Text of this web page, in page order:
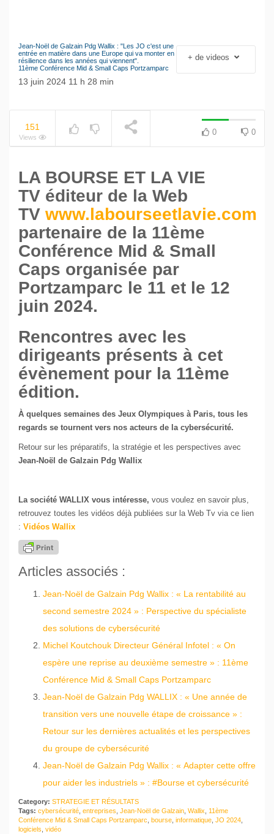
NOW PLAYING
Le séisme industriel
Jean-Noël de Galzain Pdg Wallix : "Les JO c'est une
entrée en matière dans une Europe qui va monter en
résilience dans les années qui viennent".
11ème Conférence Mid & Small Caps Portzamparc
13 juin 2024 11 h 28 min
+ de videos
151
Views
0 0
LA BOURSE ET LA VIE
TV éditeur de la Web
TV www.labourseetlavie.com
partenaire de la 11ème
Conférence Mid & Small
Caps organisée par
Portzamparc le 11 et le 12
juin 2024.
Rencontres avec les
dirigeants présents à cet
évènement pour la 11ème
édition.
À quelques semaines des Jeux Olympiques à Paris, tous les
regards se tournent vers nos acteurs de la cybersécurité.
Retour sur les préparatifs, la stratégie et les perspectives avec
Jean-Noël de Galzain Pdg Wallix
La société WALLIX vous intéresse, vous voulez en savoir plus,
retrouvez toutes les vidéos déjà publiées sur la Web Tv via ce lien
: Vidéos Wallix
Articles associés :
Jean-Noël de Galzain Pdg Wallix : « La rentabilité au
second semestre 2024 » : Perspective du spécialiste
des solutions de cybersécurité
Michel Koutchouk Directeur Général Infotel : « On
espère une reprise au deuxième semestre » : 11ème
Conférence Mid & Small Caps Portzamparc
Jean-Noël de Galzain Pdg WALLIX : « Une année de
transition vers une nouvelle étape de croissance » :
Retour sur les dernières actualités et les perspectives
du groupe de cybersécurité
Jean-Noël de Galzain Pdg Wallix : « Adapter cette offre
pour aider les industriels » : #Bourse et cybersécurité
Category: STRATEGIE ET RÉSULTATS
Tags: cybersécurité entreprises Jean-Noël de Galzain Wallix
11ème
Conférence Mid & Small Caps Portzamparc bourse informatique JO 2024
logiciels vidéo